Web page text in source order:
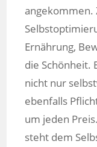
angekommen.
Ernährung,
die Schönheit.
nicht nur
ebenfalls
um jeden
steht dem